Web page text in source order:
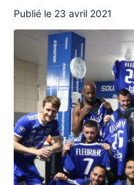
Publié le 23 avril 2021